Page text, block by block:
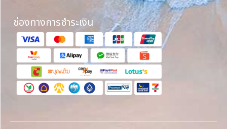
ช่องทางการชำระเงิน